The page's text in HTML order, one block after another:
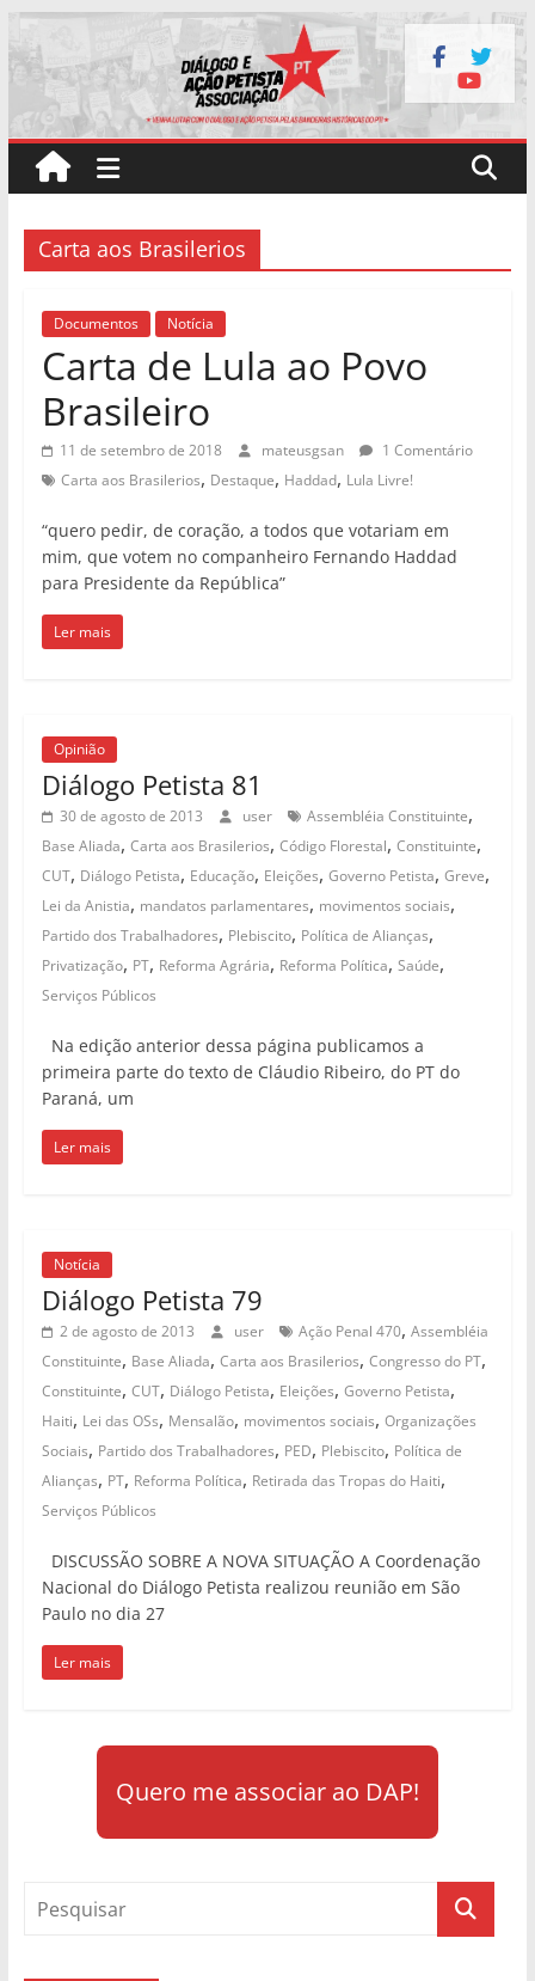
Pular
para
conteúdo
Carta aos Brasilerios
Documentos Notícia
Carta de Lula ao Povo
Brasileiro
11 de setembro de 2018 mateusgsan
1 Comentário
Carta aos Brasilerios, Destaque, Haddad, Lula Livre!
“quero pedir, de coração, a todos que votariam em
mim, que votem no companheiro Fernando Haddad
para Presidente da República”
Ler mais
Opinião
Diálogo Petista 81
30 de agosto de 2013 user Assembléia Constituinte,
Base Aliada, Carta aos Brasilerios, Código Florestal, Constituinte,
CUT, Diálogo Petista, Educação, Eleições, Governo Petista, Greve,
Lei da Anistia, mandatos parlamentares, movimentos sociais,
Partido dos Trabalhadores, Plebiscito, Política de Alianças,
Privatização, PT, Reforma Agrária, Reforma Política, Saúde,
Serviços Públicos
Na edição anterior dessa página publicamos a
primeira parte do texto de Cláudio Ribeiro, do PT do
Paraná, um
Ler mais
Notícia
Diálogo Petista 79
2 de agosto de 2013 user Ação Penal 470, Assembléia
Constituinte, Base Aliada, Carta aos Brasilerios, Congresso do PT,
Constituinte, CUT, Diálogo Petista, Eleições, Governo Petista,
Haiti, Lei das OSs, Mensalão, movimentos sociais, Organizações
Sociais, Partido dos Trabalhadores, PED, Plebiscito, Política de
Alianças, PT, Reforma Política, Retirada das Tropas do Haiti,
Serviços Públicos
DISCUSSÃO SOBRE A NOVA SITUAÇÃO A Coordenação
Nacional do Diálogo Petista realizou reunião em São
Paulo no dia 27
Ler mais
Quero me associar ao DAP!